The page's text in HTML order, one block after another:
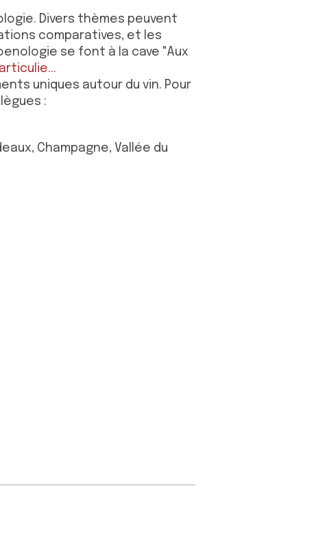
Divers thèmes peuvent
comparatives, et les
se font à la cave "Aux
uniques autour du vin. Pour
:
Champagne, Vallée du